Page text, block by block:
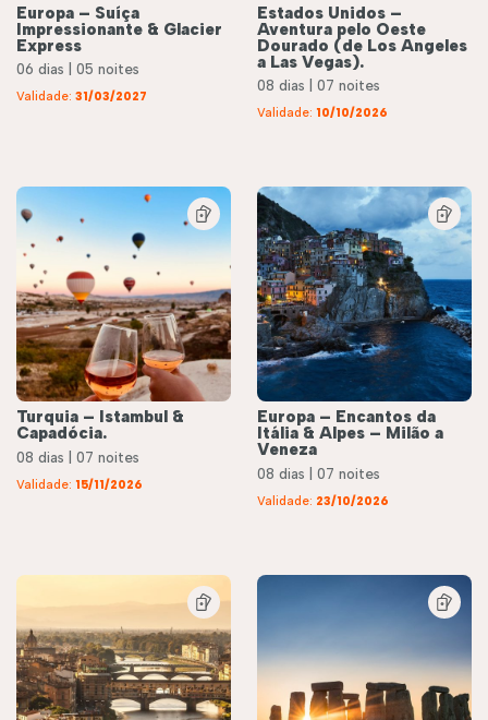
Europa – Suíça
Impressionante & Glacier
Express
06 dias | 05 noites
Validade: 31/03/2027
Estados Unidos –
Aventura pelo Oeste
Dourado (de Los Angeles
a Las Vegas).
08 dias | 07 noites
Validade: 10/10/2026
Turquia – Istambul &
Capadócia.
08 dias | 07 noites
Validade: 15/11/2026
Europa – Encantos da
Itália & Alpes – Milão a
Veneza
08 dias | 07 noites
Validade: 23/10/2026